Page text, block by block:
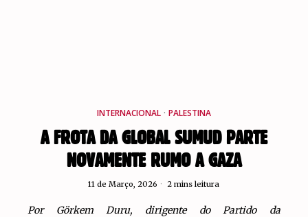
INTERNACIONAL · PALESTINA
A FROTA DA GLOBAL SUMUD PARTE
NOVAMENTE RUMO A GAZA
11 de Março, 2026 2 mins leitura
Por Görkem Duru, dirigente do Partido da